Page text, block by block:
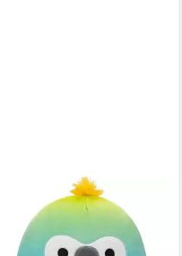
Plüschfigur Squishmallows 19
cm (7,5) - Serie 17 - Baptise